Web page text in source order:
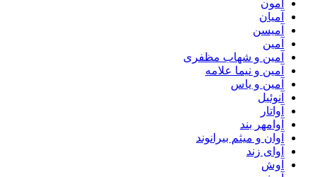
آمون
آمیان
آمیسن
آمین
آمین و شهاب مظفری
آمین و نیما علامه
آمین و یاس
آنوئیل
آواتار
آوامهر بند
آوان و میثم بیرانوند
آوای زند
آوش